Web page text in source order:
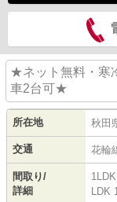
★ネット無料・寒
車2台可★
所在地 秋田
交通 花輪
間取り/
詳細
1LDK
LDK